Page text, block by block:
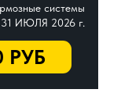
РУБ
системы
ИЮЛЯ 2026 г.